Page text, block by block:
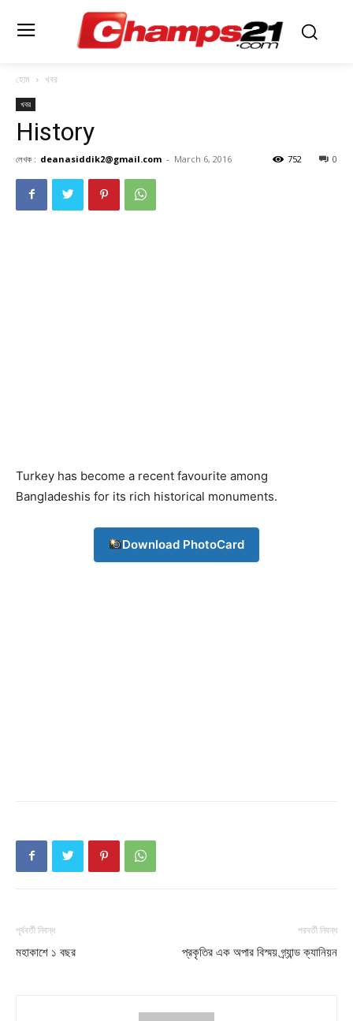
Champs21
হোম খবর
খবর
History
লেখক : deanasiddik2@gmail.com - March 6, 2016 0
752
Turkey has become a recent favourite among
Bangladeshis for its rich historical monuments.
Download PhotoCard
পূর্ববর্তী নিবন্ধ
মহাকাশে ১ বছর
পরবর্তী নিবন্ধ
প্রকৃতির এক অপার বিস্ময় গ্র্যান্ড ক্যানিয়ন